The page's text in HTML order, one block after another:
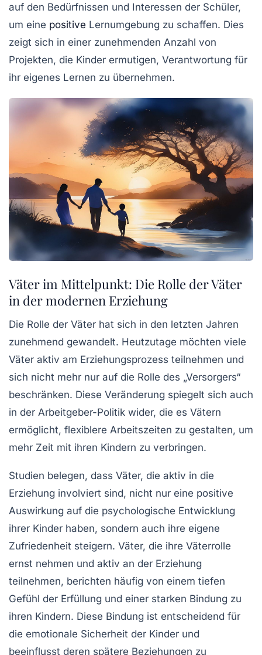
auf den Bedürfnissen und Interessen der Schüler,
um eine positive Lernumgebung zu schaffen. Dies
zeigt sich in einer zunehmenden Anzahl von
Projekten, die Kinder ermutigen, Verantwortung für
ihr eigenes Lernen zu übernehmen.
Väter im Mittelpunkt: Die Rolle der Väter
in der modernen Erziehung
Die Rolle der Väter hat sich in den letzten Jahren
zunehmend gewandelt. Heutzutage möchten viele
Väter aktiv am Erziehungsprozess teilnehmen und
sich nicht mehr nur auf die Rolle des „Versorgers“
beschränken. Diese Veränderung spiegelt sich auch
in der Arbeitgeber-Politik wider, die es Vätern
ermöglicht, flexiblere Arbeitszeiten zu gestalten, um
mehr Zeit mit ihren Kindern zu verbringen.
Studien belegen, dass Väter, die aktiv in die
Erziehung involviert sind, nicht nur eine positive
Auswirkung auf die psychologische Entwicklung
ihrer Kinder haben, sondern auch ihre eigene
Zufriedenheit steigern. Väter, die ihre Väterrolle
ernst nehmen und aktiv an der Erziehung
teilnehmen, berichten häufig von einem tiefen
Gefühl der Erfüllung und einer starken Bindung zu
ihren Kindern. Diese Bindung ist entscheidend für
die emotionale Sicherheit der Kinder und
beeinflusst deren spätere Beziehungen zu